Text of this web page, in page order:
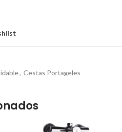
, Cestas Portageles